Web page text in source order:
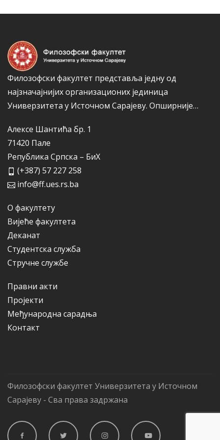
Филозофски факултет представља једну од
најзначајнијих организационих јединица
Универзитета у Источном Сарајеву. Опширније…
Алексе Шантића бр. 1
71420 Пале
Република Српска – БиХ
(+387) 57 227 258
info@ff.ues.rs.ba
О факултету
Вијеће факултета
Деканат
Студентска служба
Стручне службе
Правни акти
Пројекти
Међународна сарадња
Контакт
Филозофски факултет Универзитета у Источном
Сарајеву - Сва права задржана